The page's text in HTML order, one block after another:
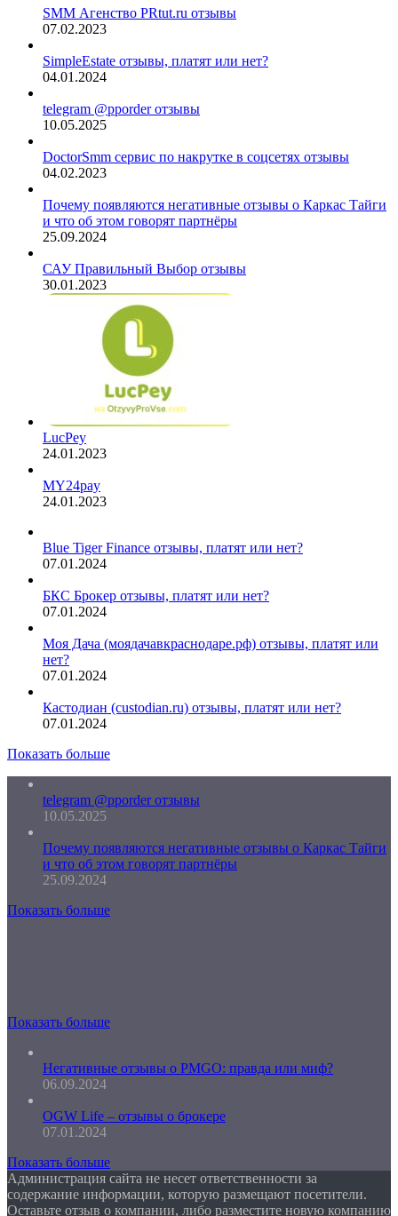
SMM Агенство PRtut.ru отзывы
07.02.2023
SimpleEstate отзывы, платят или нет?
04.01.2024
telegram @pporder отзывы
10.05.2025
DoctorSmm сервис по накрутке в соцсетях отзывы
04.02.2023
Почему появляются негативные отзывы о Каркас Тайги
и что об этом говорят партнёры
25.09.2024
САУ Правильный Выбор отзывы
30.01.2023
LucPey
24.01.2023
MY24pay
24.01.2023
Blue Tiger Finance отзывы, платят или нет?
07.01.2024
БКС Брокер отзывы, платят или нет?
07.01.2024
Моя Дача (моядачавкраснодаре.рф) отзывы, платят или
нет?
07.01.2024
Кастодиан (custodian.ru) отзывы, платят или нет?
07.01.2024
Показать больше
telegram @pporder отзывы
10.05.2025
Почему появляются негативные отзывы о Каркас Тайги
и что об этом говорят партнёры
25.09.2024
Показать больше
Показать больше
Негативные отзывы о PMGO: правда или миф?
06.09.2024
OGW Life – отзывы о брокере
07.01.2024
Показать больше
Администрация сайта не несет ответственности за
содержание информации, которую размещают посетители.
Оставьте отзыв о компании, либо разместите новую компанию